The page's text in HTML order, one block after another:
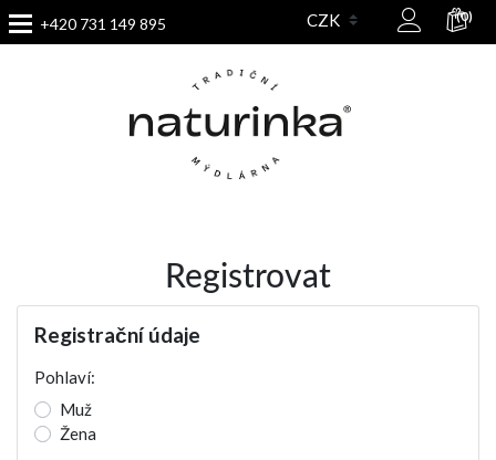
+420 731 149 895 (0)
Registrovat
Registrační údaje
Pohlaví:
Muž
Žena